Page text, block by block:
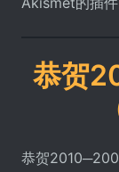
恭贺
恭贺